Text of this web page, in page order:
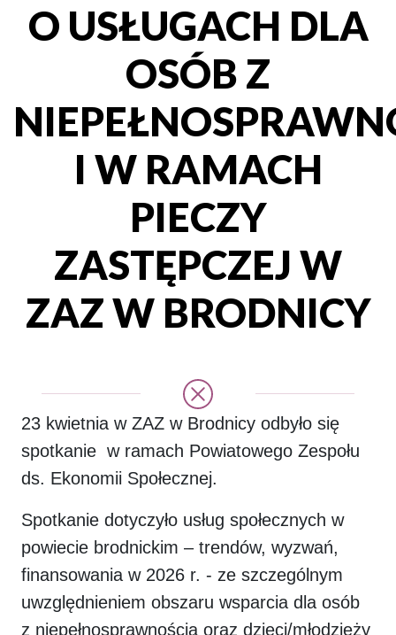
O USŁUGACH DLA
OSÓB Z
I W RAMACH
PIECZY
ZASTĘPCZEJ W
ZAZ W BRODNICY
23 kwietnia w ZAZ w Brodnicy odbyło się
spotkanie w ramach Powiatowego Zespołu
ds. Ekonomii Społecznej.
Spotkanie dotyczyło usług społecznych w
powiecie brodnickim – trendów, wyzwań,
finansowania w 2026 r. - ze szczególnym
uwzględnieniem obszaru wsparcia dla osób
z niepełnosprawnością oraz dzieci/młodzieży